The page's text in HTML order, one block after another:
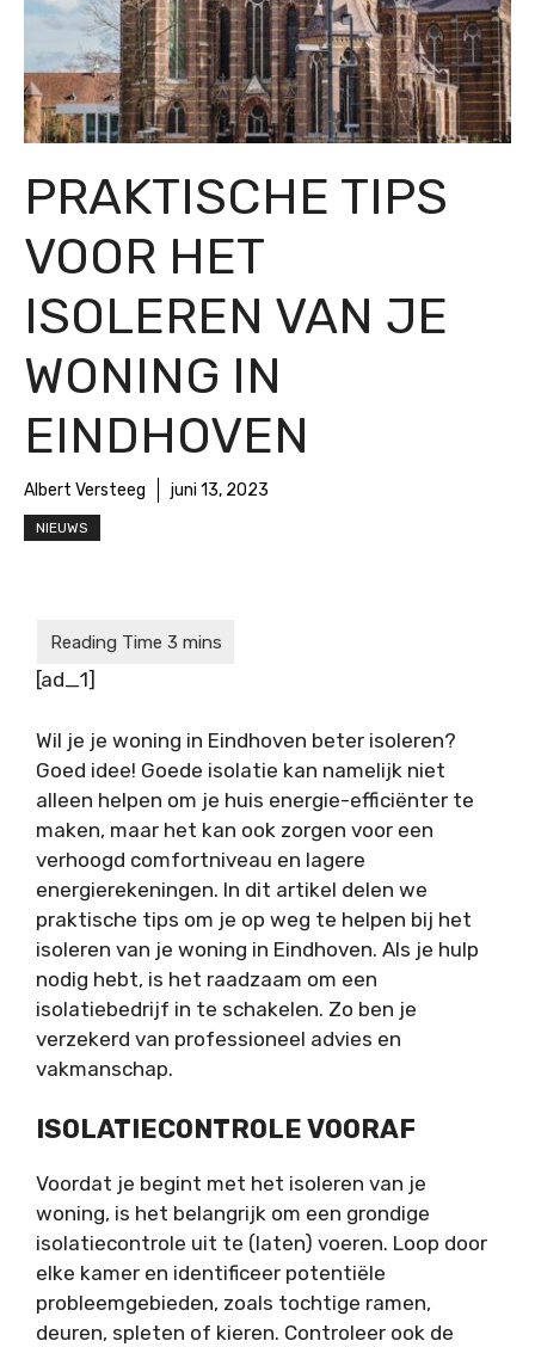
PRAKTISCHE TIPS
VOOR HET
ISOLEREN VAN JE
WONING IN
EINDHOVEN
Albert Versteeg juni 13, 2023
NIEUWS
[ad_1]
Wil je je woning in Eindhoven beter isoleren?
Goed idee! Goede isolatie kan namelijk niet
alleen helpen om je huis energie-efficiënter te
maken, maar het kan ook zorgen voor een
verhoogd comfortniveau en lagere
energierekeningen. In dit artikel delen we
praktische tips om je op weg te helpen bij het
isoleren van je woning in Eindhoven. Als je hulp
nodig hebt, is het raadzaam om een
isolatiebedrijf in te schakelen. Zo ben je
verzekerd van professioneel advies en
vakmanschap.
ISOLATIECONTROLE VOORAF
Voordat je begint met het isoleren van je
woning, is het belangrijk om een grondige
isolatiecontrole uit te (laten) voeren. Loop door
elke kamer en identificeer potentiële
probleemgebieden, zoals tochtige ramen,
deuren, spleten of kieren. Controleer ook de